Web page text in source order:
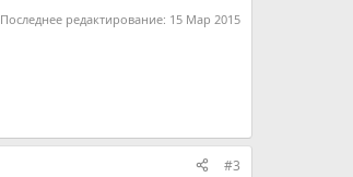
Последнее редактирование: 15 Мар 2015
#3